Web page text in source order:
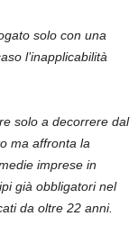
solo con una
l’inapplicabilità
solo a decorrere dal
ma affronta la
imprese in
già obbligatori nel
da oltre 22 anni.